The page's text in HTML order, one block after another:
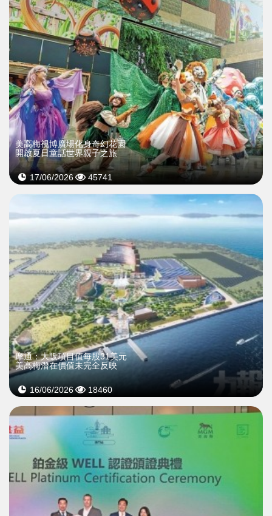
美高梅視博廣場化身奇幻花園
開啟夏日童話世界親子之旅
17/06/2026 45741
摩通：大阪項目值每股31美元
美高梅潛在價值未完全反映
16/06/2026 18460